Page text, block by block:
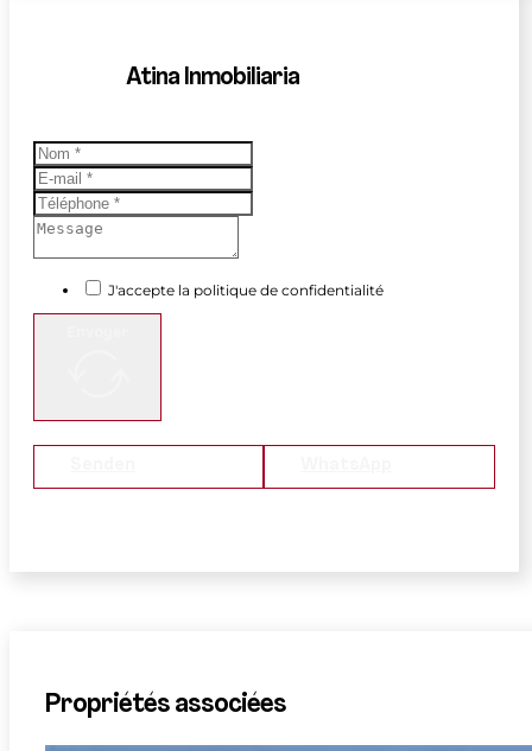
Atina Inmobiliaria
J'accepte la politique de confidentialité
Propriétés associées